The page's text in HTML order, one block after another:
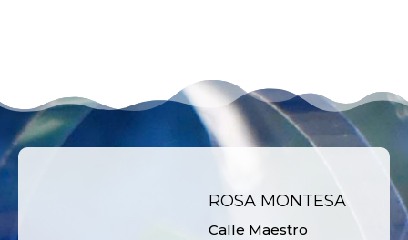
ROSA MONTESA
Calle Maestro